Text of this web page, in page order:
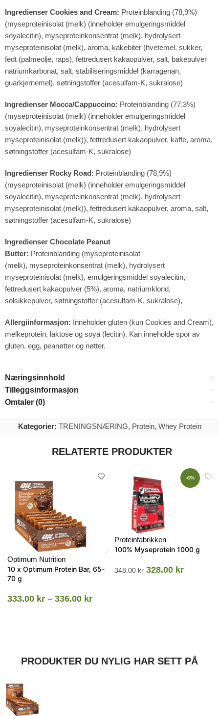
Ingredienser Cookies and Cream: Proteinblanding (78,9%)
(myseproteinisolat (melk) (inneholder emulgeringsmiddel
soyalecitin), myseproteinkonsentrat (melk), hydrolysert
myseproteinisolat (melk), aroma, kakebiter (hvetemel, sukker,
fedt (palmeolje, raps), fettredusert kakaopulver, salt, bakepulver
natriumkarbonat, salt, stabiliseringsmiddel (karragenan,
guarkjernemel), søtningstoffer (acesulfam-K, sukralose)
Ingredienser Mocca/Cappuccino: Proteinblanding (77,3%)
(myseproteinisolat (melk) (inneholder emulgeringsmiddel
soyalecitin), myseproteinkonsentrat (melk), hydrolysert
myseproteinisolat (melk)), fettredusert kakaopulver, kaffe, aroma,
søtningstoffer (acesulfam-K, sukralose)
Ingredienser Rocky Road: Proteinblanding (78,9%)
(myseproteinisolat (melk) (inneholder emulgeringsmiddel
soyalecitin), myseproteinkonsentrat (melk), hydrolysert
myseproteinisolat (melk)), fettredusert kakaopulver, aroma, salt,
søtningstoffer (acesulfam-K, sukralose)
Ingredienser Chocolate Peanut
Butter: Proteinblanding (myseproteinisolat
(melk), myseproteinkonsentrat (melk), hydrolysert
myseproteinisolat (melk), emulgeringsmiddel soyalecitin,
fettredusert kakaopulver (5%), aroma, natriumklorid,
solsikkepulver, søtningstoffer (acesulfam-K, sukralose),
Allergiinformasjon: Inneholder gluten (kun Cookies and Cream),
melkeprotein, laktose og soya (lecitin). Kan inneholde spor av
gluten, egg, peanøtter og nøtter.
Næringsinnhold
Tilleggsinformasjon
Omtaler (0)
Kategorier: TRENINGSNÆRING, Protein, Whey Protein
RELATERTE PRODUKTER
Optimum Nutrition
10 x Optimum Protein Bar, 65-
70 g
333.00 kr – 336.00 kr
-6%
Proteinfabrikken
100% Myseprotein 1000 g
348.00kr 328.00 kr
PRODUKTER DU NYLIG HAR SETT PÅ